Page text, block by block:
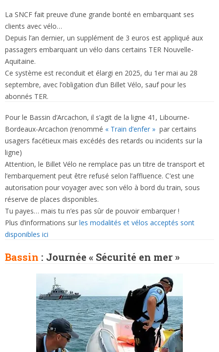
La SNCF fait preuve d’une grande bonté en embarquant ses
clients avec vélo…
Depuis l’an dernier, un supplément de 3 euros est appliqué aux
passagers embarquant un vélo dans certains TER Nouvelle-
Aquitaine.
Ce système est reconduit et élargi en 2025, du 1er mai au 28
septembre, avec l’obligation d’un Billet Vélo, sauf pour les
abonnés TER.
Pour le Bassin d’Arcachon, il s’agit de la ligne 41, Libourne-
Bordeaux-Arcachon (renommé « Train d’enfer » par certains
usagers facétieux mais excédés des retards ou incidents sur la
ligne)
Attention, le Billet Vélo ne remplace pas un titre de transport et
l’embarquement peut être refusé selon l’affluence. C’est une
autorisation pour voyager avec son vélo à bord du train, sous
réserve de places disponibles.
Tu payes… mais tu n’es pas sûr de pouvoir embarquer !
Plus d’informations surles modalités et vélos acceptés sont
disponibles ici
Bassin : Journée « Sécurité en mer »